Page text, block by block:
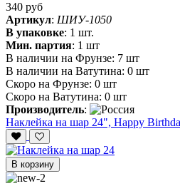
340 руб
Артикул: ШИУ-1050
В упаковке: 1 шт.
Мин. партия: 1 шт
В наличии на Фрунзе: 7 шт
В наличии на Ватутина: 0 шт
Скоро на Фрунзе: 0 шт
Скоро на Ватутина: 0 шт
Производитель:
Наклейка на шар 24", Happy
В корзину